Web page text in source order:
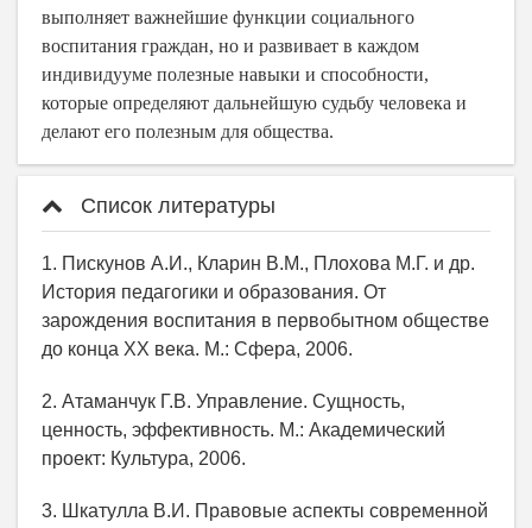
выполняет важнейшие функции социального
воспитания граждан, но и развивает в каждом
индивидууме полезные навыки и способности,
которые определяют дальнейшую судьбу человека и
делают его полезным для общества.
Список литературы
1. Пискунов А.И., Кларин В.М., Плохова М.Г. и др.
История педагогики и образования. От
зарождения воспитания в первобытном обществе
до конца XX века. М.: Сфера, 2006.
2. Атаманчук Г.В. Управление. Сущность,
ценность, эффективность. М.: Академический
проект: Культура, 2006.
3. Шкатулла В.И. Правовые аспекты современной